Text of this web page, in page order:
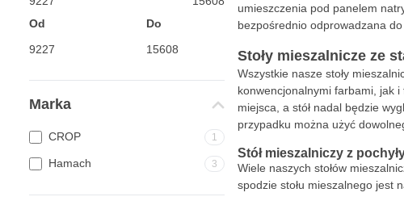
Od
Do
Marka
CROP 1
Hamach 3
umieszczenia pod panelem
bezpośrednio odprowadzana
Stoły mieszalnicze ze
Wszystkie nasze stoły
konwencjonalnymi farbami, jak
miejsca, a stół nadal będzie
przypadku można użyć
Stół mieszalniczy z
Wiele naszych stołów
spodzie stołu mieszalnego jest